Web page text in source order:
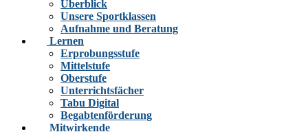
Überblick
Unsere Sportklassen
Aufnahme und Beratung
Lernen
Erprobungsstufe
Mittelstufe
Oberstufe
Unterrichtsfächer
Tabu Digital
Begabtenförderung
Mitwirkende